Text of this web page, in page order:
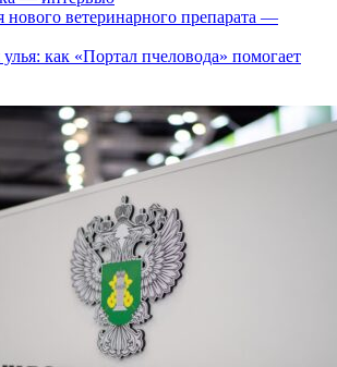
нового ветеринарного препарата —
как «Портал пчеловода» помогает